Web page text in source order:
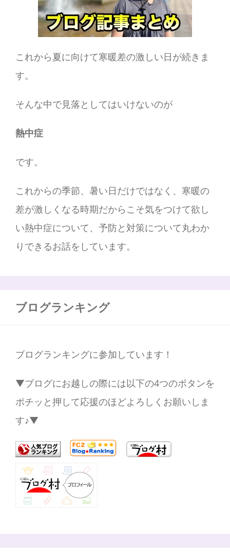
これから夏に向けて寒暖差の激しい日が続きま
す。
そんな中で見落としてはいけないのが
熱中症
です。
これからの季節、暑い日だけではなく、寒暖の
差が激しくなる時期だからこそ気をつけて欲し
い熱中症について、予防と対策について丸わか
りできるお話をしています。
ブログランキング
ブログランキングに参加しています！
▼ブログにお越しの際には以下の4つのボタンを
ポチッと押して応援のほどよろしくお願いしま
す♪▼